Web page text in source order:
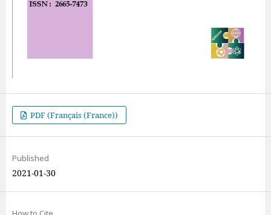
PDF (Français (France))
Published
2021-01-30